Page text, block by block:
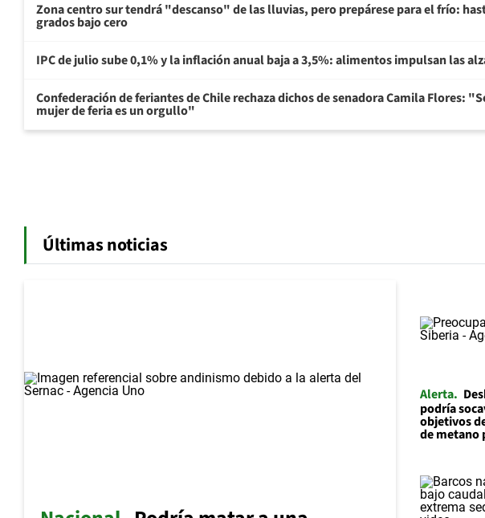
Zona centro sur tendrá "descanso" de las lluvias, pero prepárese para el frío:
grados bajo cero
IPC de julio sube 0,1% y la inflación anual baja a 3,5%: alimentos impulsan las
Confederación de feriantes de Chile rechaza dichos de senadora Camila Flores:
mujer de feria es un orgullo"
Últimas noticias
Alerta
podría
objetivos
de metano